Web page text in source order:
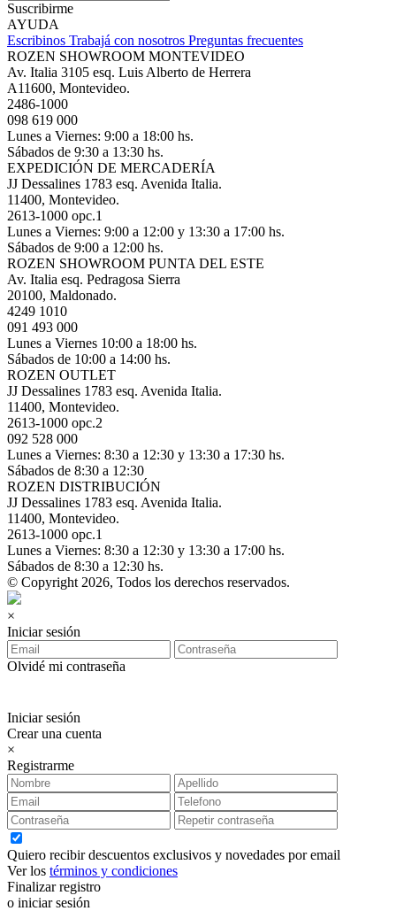
Suscribirme
AYUDA
Escribinos Trabajá con nosotros Preguntas frecuentes
ROZEN SHOWROOM MONTEVIDEO
Av. Italia 3105 esq. Luis Alberto de Herrera
A11600, Montevideo.
2486-1000
098 619 000
Lunes a Viernes: 9:00 a 18:00 hs.
Sábados de 9:30 a 13:30 hs.
EXPEDICIÓN DE MERCADERÍA
JJ Dessalines 1783 esq. Avenida Italia.
11400, Montevideo.
2613-1000 opc.1
Lunes a Viernes: 9:00 a 12:00 y 13:30 a 17:00 hs.
Sábados de 9:00 a 12:00 hs.
ROZEN SHOWROOM PUNTA DEL ESTE
Av. Italia esq. Pedragosa Sierra
20100, Maldonado.
4249 1010
091 493 000
Lunes a Viernes 10:00 a 18:00 hs.
Sábados de 10:00 a 14:00 hs.
ROZEN OUTLET
JJ Dessalines 1783 esq. Avenida Italia.
11400, Montevideo.
2613-1000 opc.2
092 528 000
Lunes a Viernes: 8:30 a 12:30 y 13:30 a 17:30 hs.
Sábados de 8:30 a 12:30
ROZEN DISTRIBUCIÓN
JJ Dessalines 1783 esq. Avenida Italia.
11400, Montevideo.
2613-1000 opc.1
Lunes a Viernes: 8:30 a 12:30 y 13:30 a 17:00 hs.
Sábados de 8:30 a 12:30 hs.
© Copyright 2026, Todos los derechos reservados.
×
Iniciar sesión
Olvidé mi contraseña
Iniciar sesión
Crear una cuenta
×
Registrarme
Quiero recibir descuentos exclusivos y novedades por email
Ver los términos y condiciones
Finalizar registro
o iniciar sesión